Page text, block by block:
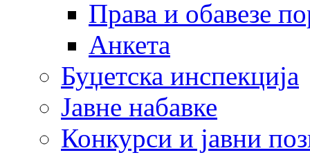
Права и обавезе
Анкета
Буџетска инспекција
Јавне набавке
Конкурси и јавни